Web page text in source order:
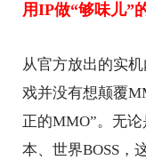
用IP做“够味儿”
从官方放出的实
戏并没有想颠覆
正的MMO”。无
本、世界BOSS，